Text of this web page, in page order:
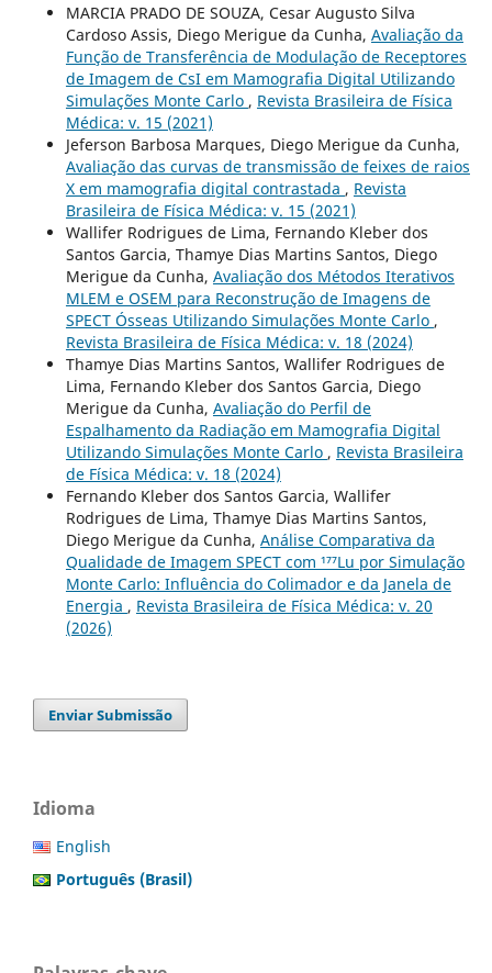
MARCIA PRADO DE SOUZA, Cesar Augusto Silva
Cardoso Assis, Diego Merigue da Cunha, Avaliação da
Função de Transferência de Modulação de Receptores
de Imagem de CsI em Mamografia Digital Utilizando
Simulações Monte Carlo , Revista Brasileira de Física
Médica: v. 15 (2021)
Jeferson Barbosa Marques, Diego Merigue da Cunha,
Avaliação das curvas de transmissão de feixes de raios
X em mamografia digital contrastada , Revista
Brasileira de Física Médica: v. 15 (2021)
Wallifer Rodrigues de Lima, Fernando Kleber dos
Santos Garcia, Thamye Dias Martins Santos, Diego
Merigue da Cunha, Avaliação dos Métodos Iterativos
MLEM e OSEM para Reconstrução de Imagens de
SPECT Ósseas Utilizando Simulações Monte Carlo ,
Revista Brasileira de Física Médica: v. 18 (2024)
Thamye Dias Martins Santos, Wallifer Rodrigues de
Lima, Fernando Kleber dos Santos Garcia, Diego
Merigue da Cunha, Avaliação do Perfil de
Espalhamento da Radiação em Mamografia Digital
Utilizando Simulações Monte Carlo , Revista Brasileira
de Física Médica: v. 18 (2024)
Fernando Kleber dos Santos Garcia, Wallifer
Rodrigues de Lima, Thamye Dias Martins Santos,
Diego Merigue da Cunha, Análise Comparativa da
Qualidade de Imagem SPECT com ¹⁷⁷Lu por Simulação
Monte Carlo: Influência do Colimador e da Janela de
Energia , Revista Brasileira de Física Médica: v. 20
(2026)
Enviar Submissão
Idioma
English
Português (Brasil)